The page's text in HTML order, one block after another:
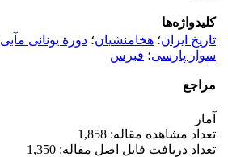
کلیدواژه‌ها
تاریخ ایران؛ هخامنشیان؛ دورة یونانی مآبی
سوار پارسی؛ قبرس
مراجع
آمار
تعداد مشاهده مقاله: 1,858
تعداد دریافت فایل اصل مقاله: 1,350